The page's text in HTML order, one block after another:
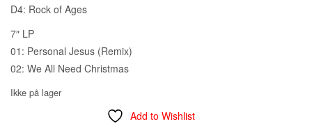
D4: Rock of Ages
7″ LP
01: Personal Jesus (Remix)
02: We All Need Christmas
Ikke på lager
Add to Wishlist